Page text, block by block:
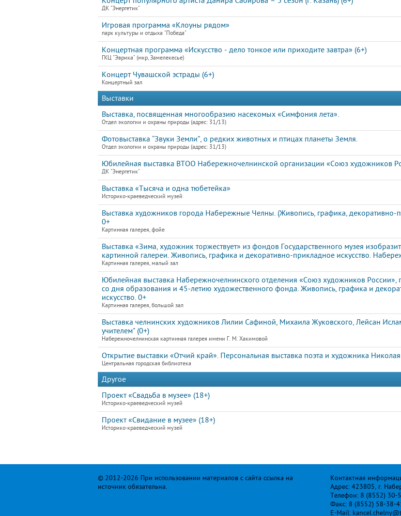
ДК "Энергетик"
Игровая программа «Клоуны рядом»
парк культуры и отдыха "Победа"
Концертная программа «Искусство - дело тонкое или приходите завтра» (6+)
ГКЦ "Эврика" (мкр, Замелекесье)
Концерт Чувашской эстрады (6+)
Концертный зал
Выставки
Выставка, посвященная многообразию насекомых «Симфония лета».
Отдел экологии и охраны природы (адрес: 31/13)
Фотовыставка “Звуки Земли”, о редких животных и птицах планеты Земля.
Отдел экологии и охраны природы (адрес: 31/13)
Юбилейная выставка ВТОО Набережночелнинской организации «Союз художников
ДК "Энергетик"
Выставка «Тысяча и одна тюбетейка»
Историко-краеведческий музей
Выставка художников города Набережные Челны. (Живопись, графика, декоративно-
0+
Картинная галерея, фойе
Выставка «Зима, художник торжествует» из фондов Государственного музея
картинной галереи. Живопись, графика и декоративно-прикладное искусство.
Картинная галерея, малый зал
Юбилейная выставка Набережночелнинского отделения «Союз художников России»,
со дня образования и 45-летию художественного фонда. Живопись, графика и
искусство. 0+
Картинная галерея, большой зал
Выставка челнинских художников Лилии Сафиной, Михаила Жуковского, Лейсан
учителем" (0+)
Набережночелнинская картинная галерея имени Г. М. Хакимовой
Открытие выставки «Отчий край». Персональная выставка поэта и художника
Центральная городская библиотека
Другое
Проект «Свадьба в музее» (18+)
Историко-краеведческий музей
Проект «Свидание в музее» (18+)
Историко-краеведческий музей
© 2012-2026 При использовании материалов с сайта ссылка на
источник обязательна.
Контактная
Адрес: 423805, г.
Телефон: 8 (8552) 30-
Факс: 8 (8552) 58-38-
E-Mail: